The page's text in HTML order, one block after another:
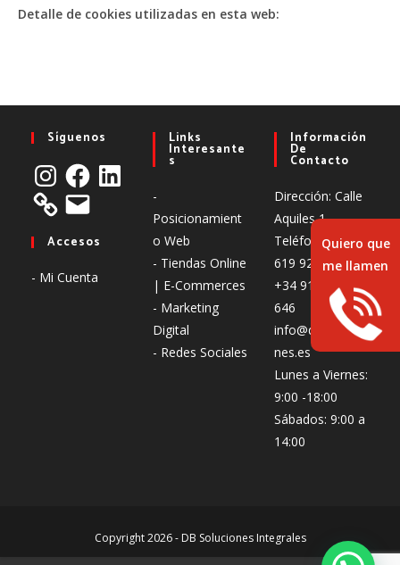
Detalle de cookies utilizadas en esta web:
Síguenos
Accesos
- Mi Cuenta
Links
Interesante
S
-
Posicionamient
o Web
- Tiendas Online
| E-Commerces
- Marketing
Digital
- Redes Sociales
Información
De
Contacto
Dirección: Calle
Aquiles 1
Teléfono: +34
619 926 310 |
+34 919 917
646
info@dbsolucio
nes.es
Lunes a Viernes:
9:00 -18:00
Sábados: 9:00 a
14:00
Copyright 2026 - DB Soluciones Integrales
Quiero que
me llamen